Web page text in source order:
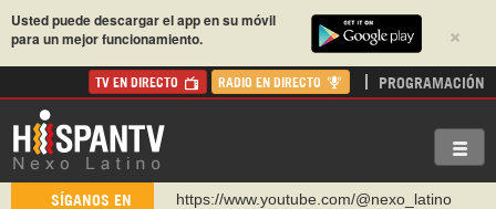
×
Usted puede descargar el app en su móvil
para un mejor funcionamiento.
TV EN DIRECTO RADIO EN DIRECTO PROGRAMACIÓN
SÍGANOS EN
https://www.youtube.com/@nexo_latino